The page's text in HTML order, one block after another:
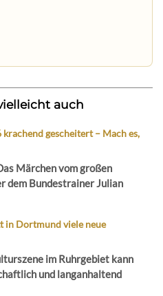
auch
gescheitert – Mach es,
Märchen vom großen
dem Bundestrainer Julian
in Dortmund viele neue
im Ruhrgebiet kann
und langanhaltend